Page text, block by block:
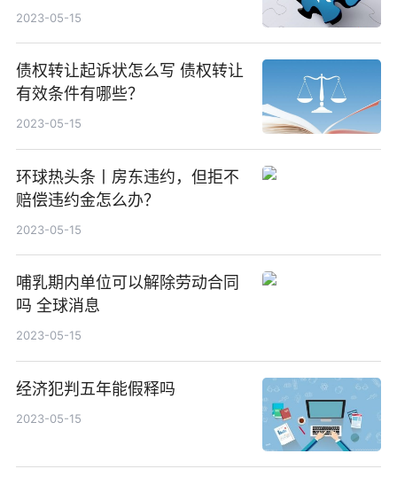
谁抚养？
2023-05-15
债权转让起诉状怎么写 债权转让
有效条件有哪些？
2023-05-15
环球热头条丨房东违约，但拒不
赔偿违约金怎么办？
2023-05-15
哺乳期内单位可以解除劳动合同
吗 全球消息
2023-05-15
经济犯判五年能假释吗
2023-05-15